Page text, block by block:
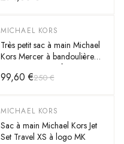
-60%
MICHAEL KORS
Très petit sac à main Michael
Kors Mercer à bandoulière
en cuir grainé Safiano
99,60 €250 €
-60%
MICHAEL KORS
Sac à main Michael Kors Jet
Set Travel XS à logo MK